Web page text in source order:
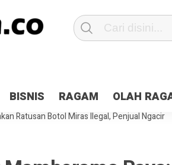
BISNIS RAGAM OLAH
2×24 jam di Kota Jayapura
Pesan Sejuk
Terbakar
Hibah Pilkada Jayapura Cair
Ratusan Botol Miras Ilegal, Penjual Ngacir